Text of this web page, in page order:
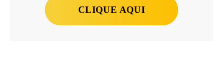
CLIQUE AQUI